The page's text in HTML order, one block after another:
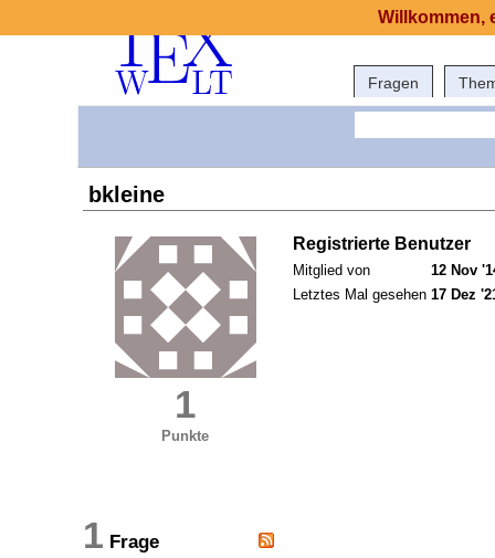
Fragen
bkleine
1
Punkte
Registrierte Benutzer
Mitglied von
12 Nov
Letztes Mal gesehen 17 Dez
1 Frage
Willkommen,